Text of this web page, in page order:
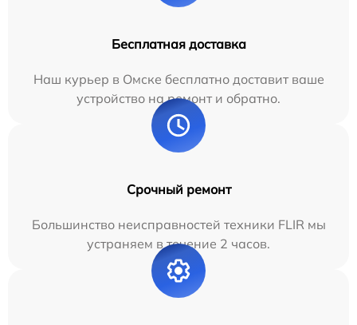
Бесплатная доставка
Наш курьер в Омске бесплатно доставит ваше
устройство на ремонт и обратно.
Срочный ремонт
Большинство неисправностей техники FLIR мы
устраняем в течение 2 часов.